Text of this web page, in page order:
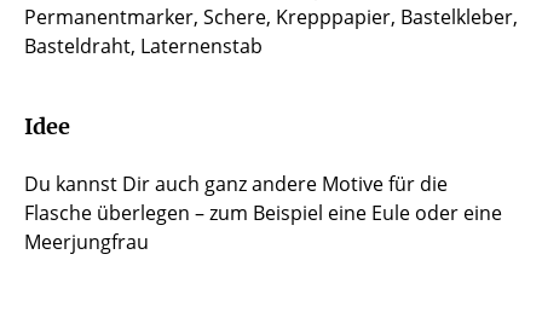
Permanentmarker, Schere, Krepppapier, Bastelkleber,
Basteldraht, Laternenstab
Idee
Du kannst Dir auch ganz andere Motive für die
Flasche überlegen – zum Beispiel eine Eule oder eine
Meerjungfrau